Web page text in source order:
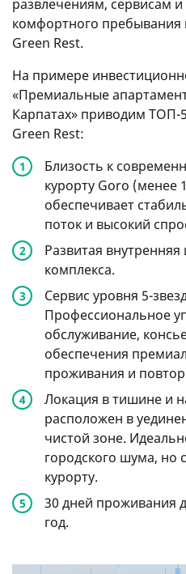
развлечениям, сервисам
комфортного
Green Rest.
На примере
«Премиальные
Карпатах» приводим ТОП-
Green Rest:
Близость к
курорту Goro (менее
обеспечивает
поток и высокий
Развитая внутренняя
комплекса.
Сервис уровня 5-
Профессиональное
обслуживание,
обеспечения
проживания и
Локация в тишине и
расположен в
чистой зоне.
городского шума, но
курорту.
30 дней проживания
год.